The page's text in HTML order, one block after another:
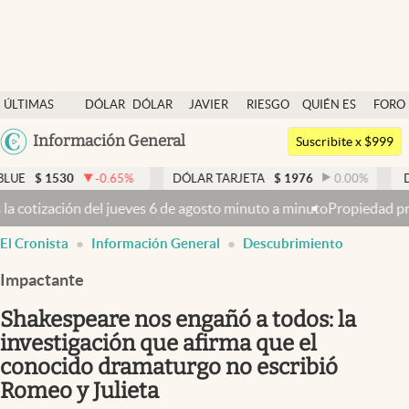
ÚLTIMAS
NOTICIAS
DÓLAR
DÓLAR
JAVIER
RIESGO
QUIÉN ES
QUIÉN
FORO
Argentina
México
USA
Colombia
Información General
Dólar
Members
Economía y Política
Finanzas y Mercados
Mercados Online
Negocios
Columnistas
Otras secciones
Apertura
Suscribite x $999
-0.65% DÓLAR TARJETA $ 1976 0.00 % DÓLAR MEP
agosto minuto a minutoPropiedad privada: con cruces y
El Cronista Información General Descubrimiento
Impactante
Shakespeare nos engañó a todos: la
investigación que afirma que el
conocido dramaturgo no escribió
Romeo y Julieta